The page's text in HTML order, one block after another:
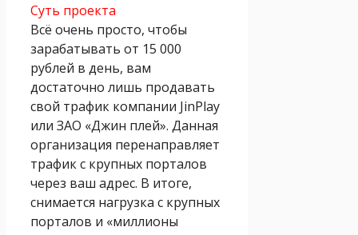
Суть проекта
Всё очень просто, чтобы
зарабатывать от 15 000
рублей в день, вам
достаточно лишь продавать
свой трафик компании JinPlay
или ЗАО «Джин плей». Данная
организация перенаправляет
трафик с крупных порталов
через ваш адрес. В итоге,
снимается нагрузка с крупных
порталов и «миллионы